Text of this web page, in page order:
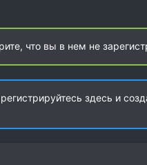
что вы в нем не
здесь и